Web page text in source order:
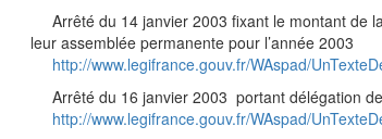
Arrêté du 14 janvier 2003 fixant le montant de
leur assemblée permanente pour l’année 2003
http://www.legifrance.gouv.fr/WAspad/
Arrêté du 16 janvier 2003 portant délégation
http://www.legifrance.gouv.fr/WAspad/